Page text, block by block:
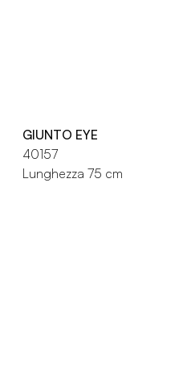
GIUNTO EYE
40157
Lunghezza 75 cm